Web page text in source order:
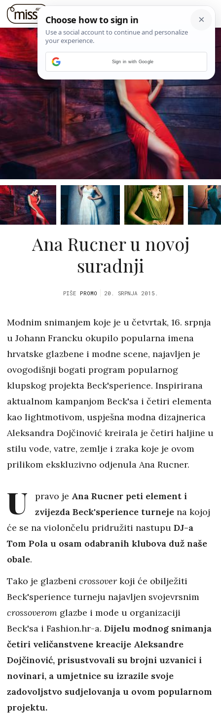
Ana Rucner u novoj
suradnji
PIŠE PROMO 20. SRPNJA 2015.
Modnim snimanjem koje je u četvrtak, 16. srpnja
u Johann Francku okupilo popularna imena
hrvatske glazbene i modne scene, najavljen je
ovogodišnji bogati program popularnog
klupskog projekta Beck'sperience. Inspirirana
aktualnom kampanjom Beck'sa i četiri elementa
kao lightmotivom, uspješna modna dizajnerica
Aleksandra Dojčinović kreirala je četiri haljine u
stilu vode, vatre, zemlje i zraka koje je ovom
prilikom ekskluzivno odjenula Ana Rucner.
U pravo je Ana Rucner peti element i
zvijezda Beck'sperience turnejena kojoj
će se na violončelu pridružiti nastupu DJ-a
Tom Pola u osam odabranih klubova duž naše
obale.
Tako je glazbeni crossover koji će obilježiti
Beck'sperience turneju najavljen svojevrsnim
crossoverom glazbe i mode u organizaciji
Beck'sa i Fashion.hr-a. Dijelu modnog snimanja
četiri veličanstvene kreacije Aleksandre
Dojčinović, prisustvovali su brojni uzvanici i
novinari, a umjetnice su izrazile svoje
zadovoljstvo sudjelovanja u ovom popularnom
projektu.
Sign in with Google